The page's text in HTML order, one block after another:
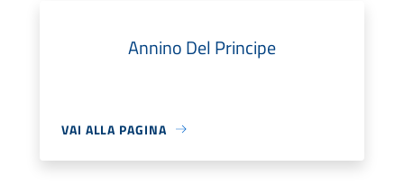
Annino Del Principe
VAI ALLA PAGINA